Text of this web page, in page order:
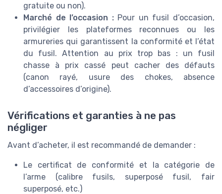
gratuite ou non).
Marché de l’occasion :Pour un fusil d’occasion,
privilégier les plateformes reconnues ou les
armureries qui garantissent la conformité et l’état
du fusil. Attention au prix trop bas : un fusil
chasse à prix cassé peut cacher des défauts
(canon rayé, usure des chokes, absence
d’accessoires d’origine).
Vérifications et garanties à ne pas
négliger
Avant d’acheter, il est recommandé de demander :
Le certificat de conformité et la catégorie de
l’arme (calibre fusils, superposé fusil, fair
superposé, etc.)